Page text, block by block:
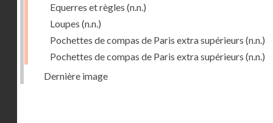
Equerres et règles (n.n.)
Loupes (n.n.)
Pochettes de compas de Paris extra supérieurs (n.n.)
Pochettes de compas de Paris extra supérieurs (n.n.)
Dernière image